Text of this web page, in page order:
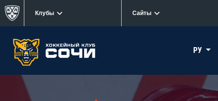
Клубы Сайты
РУ